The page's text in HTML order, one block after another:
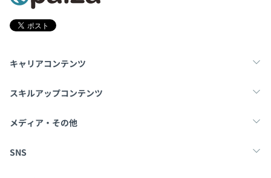
キャリアコンテンツ
転職・キャリア
スキルアップコンテンツ
学習
メディア・その他
Tech Team Journal
SNS